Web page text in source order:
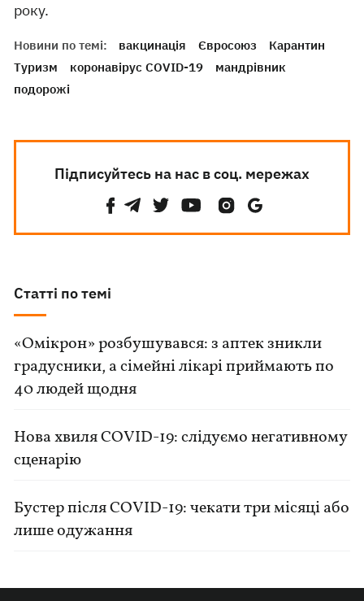
року.
Новини по темі: вакцинація Євросоюз
Карантин
Туризм
коронавірус COVID-19
мандрівник
подорожі
Підписуйтесь на нас в соц. мережах
Статті по темі
«Омікрон» розбушувався: з аптек зникли
градусники, а сімейні лікарі приймають по
40 людей щодня
Нова хвиля COVID-19: слідуємо негативному
сценарію
Бустер після COVID-19: чекати три місяці або
лише одужання